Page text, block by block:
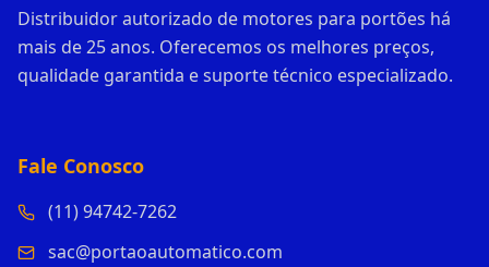
Distribuidor autorizado de motores para portões há
mais de 25 anos. Oferecemos os melhores preços,
qualidade garantida e suporte técnico especializado.
Fale Conosco
(11) 94742-7262
sac@portaoautomatico.com